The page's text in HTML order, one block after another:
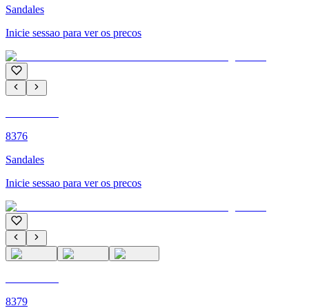
Sandales
Inicie sessao para ver os precos
8376
Sandales
Inicie sessao para ver os precos
8379